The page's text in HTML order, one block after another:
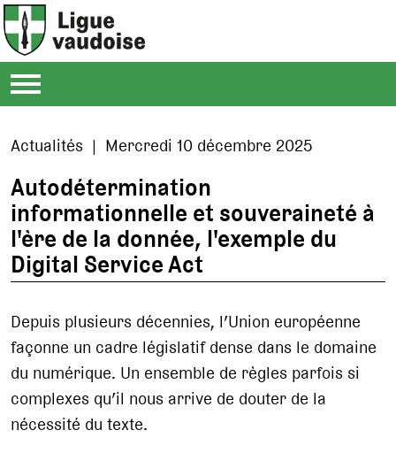
Actualités | Mercredi 10 décembre 2025
Autodétermination
informationnelle et souveraineté à
l'ère de la donnée, l'exemple du
Digital Service Act
Depuis plusieurs décennies, l’Union européenne
façonne un cadre législatif dense dans le domaine
du numérique. Un ensemble de règles parfois si
complexes qu’il nous arrive de douter de la
nécessité du texte.